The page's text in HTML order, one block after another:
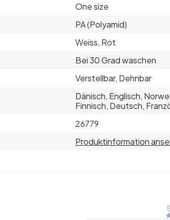
One size
PA (Polyamid)
Weiss, Rot
Bei 30 Grad waschen
Verstellbar, Dehnbar
Dänisch, Englisch,
Finnisch, Deutsch,
26779
Produktinformation
5